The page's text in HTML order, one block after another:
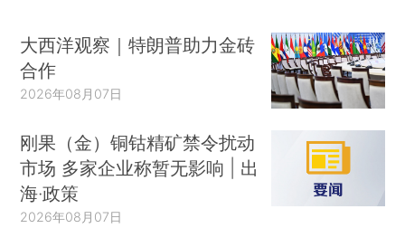
大西洋观察｜特朗普助力金砖
合作
2026年08月07日
刚果（金）铜钴精矿禁令扰动
市场 多家企业称暂无影响 | 出
海·政策
2026年08月07日